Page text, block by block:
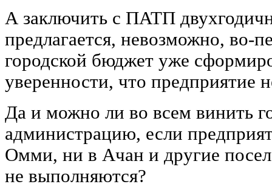
А заключить с ПАТП
предлагается, невозможно, во-
городской бюджет уже
уверенности, что предприятие
Да и можно ли во всем винить
администрацию, если
Омми, ни в Ачан и другие
не выполняются?